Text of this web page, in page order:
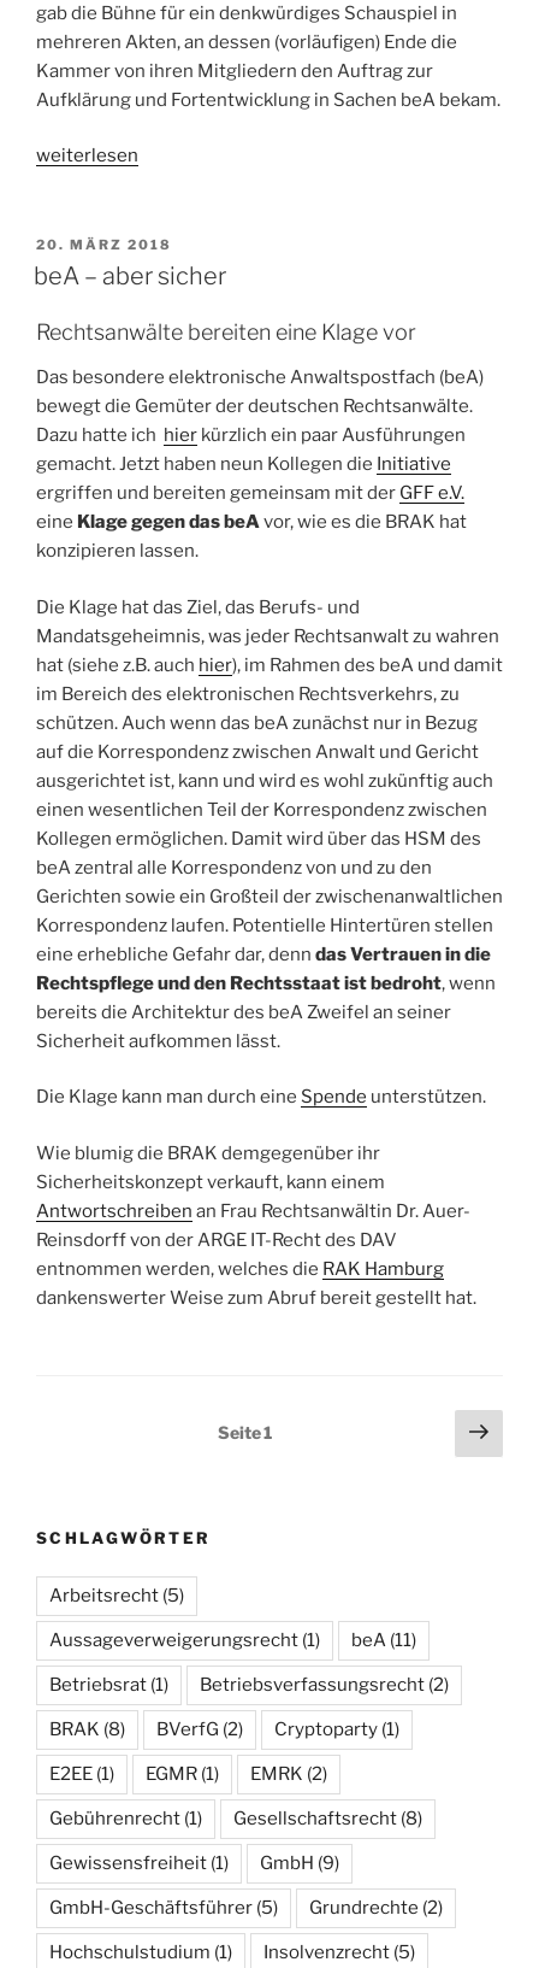
gab die Bühne für ein denkwürdiges Schauspiel in
mehreren Akten, an dessen (vorläufigen) Ende die
Kammer von ihren Mitgliedern den Auftrag zur
Aufklärung und Fortentwicklung in Sachen beA bekam.
„Kammerversammlung
Sachsen
2018
die
weiterlesen
VERÖFFENTLICHT
AM
20. MÄRZ 2018
beA – aber sicher
Rechtsanwälte bereiten eine Klage vor
Das besondere elektronische Anwaltspostfach (beA)
bewegt die Gemüter der deutschen Rechtsanwälte.
Dazu hatte ich hier kürzlich ein paar Ausführungen
gemacht. Jetzt haben neun Kollegen die Initiative
ergriffen und bereiten gemeinsam mit der GFF e.V.
eine Klage gegen das beAvor, wie es die BRAK hat
konzipieren lassen.
Die Klage hat das Ziel, das Berufs- und
Mandatsgeheimnis, was jeder Rechtsanwalt zu wahren
hat (siehe z.B. auch hier), im Rahmen des beA und damit
im Bereich des elektronischen Rechtsverkehrs, zu
schützen. Auch wenn das beA zunächst nur in Bezug
auf die Korrespondenz zwischen Anwalt und Gericht
ausgerichtet ist, kann und wird es wohl zukünftig auch
einen wesentlichen Teil der Korrespondenz zwischen
Kollegen ermöglichen. Damit wird über das HSM des
beA zentral alle Korrespondenz von und zu den
Gerichten sowie ein Großteil der zwischenanwaltlichen
Korrespondenz laufen. Potentielle Hintertüren stellen
eine erhebliche Gefahr dar, denn das Vertrauen in die
Rechtspflege und den Rechtsstaat ist bedroht, wenn
bereits die Architektur des beA Zweifel an seiner
Sicherheit aufkommen lässt.
Die Klage kann man durch eine Spende unterstützen.
Wie blumig die BRAK demgegenüber ihr
Sicherheitskonzept verkauft, kann einem
Antwortschreiben an Frau Rechtsanwältin Dr. Auer-
Reinsdorff von der ARGE IT-Recht des DAV
entnommen werden, welches die RAK Hamburg
dankenswerter Weise zum Abruf bereit gestellt hat.
Seitennummerierung
Seite1
SCHLAGWÖRTER
Arbeitsrecht (5)
Aussageverweigerungsrecht (1) beA (11)
Betriebsrat (1) Betriebsverfassungsrecht (2)
BRAK (8) BVerfG (2) Cryptoparty (1)
E2EE (1) EGMR (1) EMRK (2)
Gebührenrecht (1) Gesellschaftsrecht (8)
Gewissensfreiheit (1) GmbH (9)
GmbH-Geschäftsführer (5) Grundrechte (2)
Hochschulstudium (1) Insolvenzrecht (5)